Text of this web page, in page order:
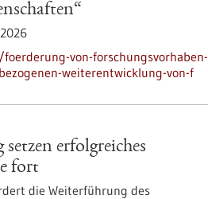
von-forschungsvorhaben-
weiterentwicklung-von-f
erfolgreiches
fort
die Weiterführung des